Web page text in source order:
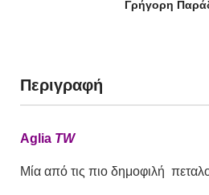
Γρήγορη
Περιγραφή
Aglia TW
Μία από τις πιο δημοφιλή